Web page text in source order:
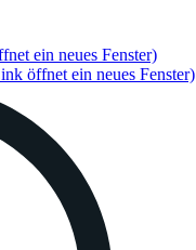
ein neues Fenster)
öffnet ein neues Fenster)